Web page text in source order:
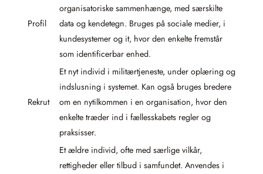
Profil
organisatoriske sammenhænge, med særskilte
data og kendetegn. Bruges på sociale medier, i
kundesystemer og it, hvor den enkelte fremstår
som identificerbar enhed.
Rekrut
Et nyt individ i militærtjeneste, under oplæring og
indslusning i systemet. Kan også bruges bredere
om en nytilkommen i en organisation, hvor den
enkelte træder ind i fællesskabets regler og
praksisser.
Et ældre individ, ofte med særlige vilkår,
rettigheder eller tilbud i samfundet. Anvendes i